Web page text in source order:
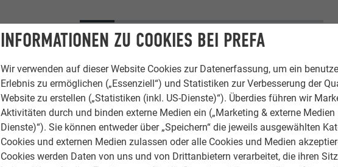
INFORMATIONEN ZU COOKIES BEI PREFA
Wir verwenden auf dieser Website Cookies zur Datenerfassung, um ein
Erlebnis zu ermöglichen („Essenziell“) und Statistiken zur Verbesserung der
Website zu erstellen („Statistiken (inkl. US-Dienste)“). Überdies führen wir
Aktivitäten durch und binden externe Medien ein („Marketing & externe Medien
Dienste)“). Sie können entweder über „Speichern“ die jeweils ausgewählten
Cookies und externen Medien zulassen oder alle Cookies und Medien
Cookies werden Daten von uns und von Drittanbietern verarbeitet, die ihren